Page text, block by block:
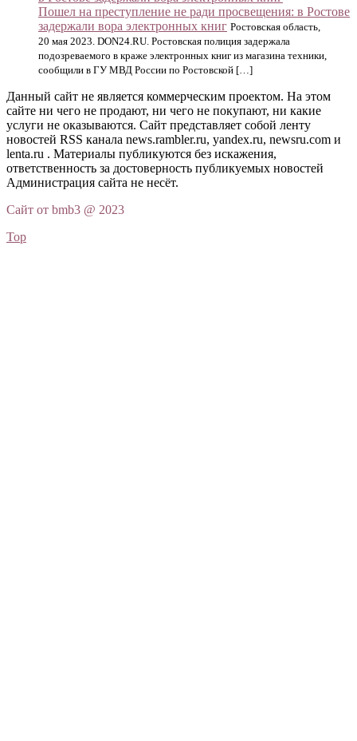
Пошел на преступление не ради просвещения: в Ростове
задержали вора электронных книг Ростовская область,
20 мая 2023. DON24.RU. Ростовская полиция задержала
подозреваемого в краже электронных книг из магазина техники,
сообщили в ГУ МВД России по Ростовской […]
Данный сайт не является коммерческим проектом. На этом
сайте ни чего не продают, ни чего не покупают, ни какие
услуги не оказываются. Сайт представляет собой ленту
новостей RSS канала news.rambler.ru, yandex.ru, newsru.com и
lenta.ru . Материалы публикуются без искажения,
ответственность за достоверность публикуемых новостей
Администрация сайта не несёт.
Сайт от bmb3 @ 2023
Top